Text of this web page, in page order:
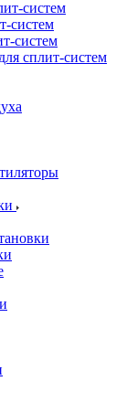
систем
систем
систем
сплит-систем